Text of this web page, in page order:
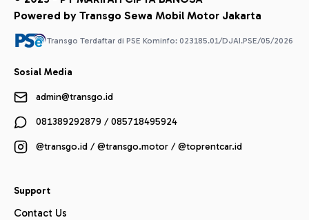
Powered by Transgo Sewa Mobil Motor Jakarta
Transgo Terdaftar di PSE Kominfo: 023185.01/DJAI.PSE/05/2026
Sosial Media
admin@transgo.id
081389292879 / 085718495924
@transgo.id / @transgo.motor / @toprentcar.id
Support
Contact Us